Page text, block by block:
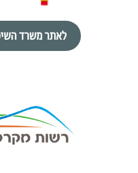
לאתר משרד